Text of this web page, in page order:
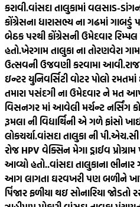
કરાવી.વાંસદા તાલુકામાં વલસાડ-
કોંગ્રેસના ધારાસભ્ય ના ગઢમાં ગાબડું
બેઠક પરથી કોંગ્રેસની ઉમેદવાર રિમ્પલ
હતો.ખેરગામ તાલુકા ના તોરણવેરા
ઉત્સવની ઉજવણી કરવામા આવી.
ઇન્ટર યુનિવર્સિટી વોટર પોલો
તમારા પસંદગી ના ઉમેદવાર ને મત
વિસનગર માં આવેલી મર્ચન્ટ નર્સિંગ
રૂમલા ની વિદ્યાર્થિની એ ગળે ફાંસો
લોકચર્ચા.વાંસદા તાલુકા ની
રોજ HPV વેક્સિન મેગા ડ્રાઈવ
આવ્યો હતો..વાંસદા તાલુકાના
આગ લાગતા ઘરવખરી પણ બળીને
પિંજાર ફળીયા થઇ સોનારિયા